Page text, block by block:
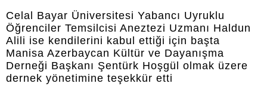
Celal Bayar Üniversitesi Yabancı Uyruklu
Öğrenciler Temsilcisi Aneztezi Uzmanı Haldun
Alili ise kendilerini kabul ettiği için başta
Manisa Azerbaycan Kültür ve Dayanışma
Derneği Başkanı Şentürk Hoşgül olmak üzere
dernek yönetimine teşekkür etti